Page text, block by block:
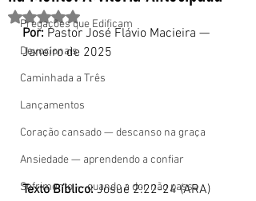
Pregações que Edificam
Devocionais
Caminhada a Três
Lançamentos
Coração cansado — descanso na graça
Ansiedade — aprendendo a confiar
Sofrimento — quando a dor não passa
Avaliado com NaN de 5 estrelas.
Por: Pastor José Flávio Macieira —
Janeiro de 2025
Texto Bíblico: Josué 2:22-24 (ARA)